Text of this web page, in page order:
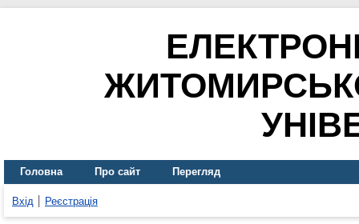
Головна Про сайт Перегляд
Вхід Реєстрація